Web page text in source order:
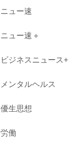
ニュー速
ニュー速＋
ビジネスニュース+
メンタルヘルス
優生思想
労働